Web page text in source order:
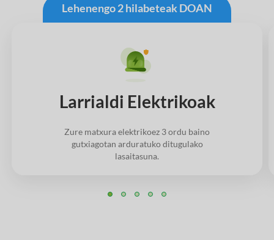
Lehenengo 2 hilabeteak DOAN
Larrialdi Elektrikoak
Zure matxura elektrikoez 3 ordu baino
gutxiagotan arduratuko ditugulako
lasaitasuna.